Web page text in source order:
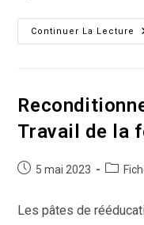
Continuer La Lecture
Travail de la
Publication
5 mai 2023
Post
Les pâtes de